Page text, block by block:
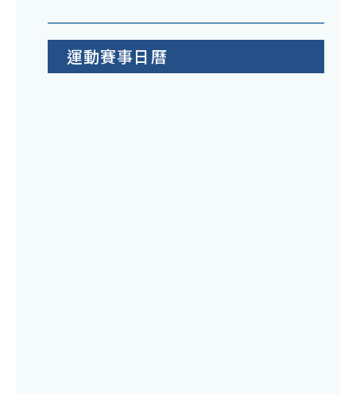
運動賽事日曆